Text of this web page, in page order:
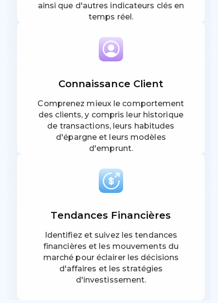
ainsi que d'autres indicateurs clés en
temps réel.
Connaissance Client
Comprenez mieux le comportement
des clients, y compris leur historique
de transactions, leurs habitudes
d'épargne et leurs modèles
d'emprunt.
Tendances Financières
Identifiez et suivez les tendances
financières et les mouvements du
marché pour éclairer les décisions
d'affaires et les stratégies
d'investissement.